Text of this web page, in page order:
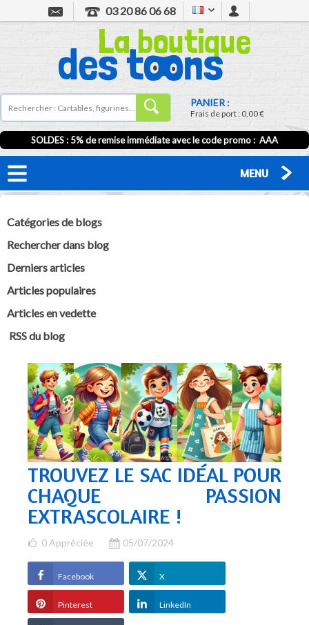
03 20 86 06 68
PANIER :
Frais de port :0,00 €
SOLDES : 5% de remise immédiate avec le code promo : AAA
MENU
Catégories de blogs
Rechercher dans blog
Derniers articles
Articles populaires
Articles en vedette
RSS du blog
TROUVEZ LE SAC IDÉAL POUR
CHAQUE PASSION
EXTRASCOLAIRE !
0 Appréciée 05/07/2024
Facebook X
Pinterest LinkedIn